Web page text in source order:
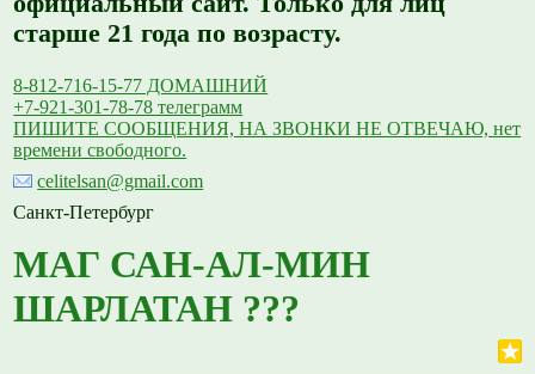
старше 21 года по возрасту.
8-812-716-15-77 ДОМАШНИЙ
+7-921-301-78-78 телеграмм
ПИШИТЕ СООБЩЕНИЯ, НА ЗВОНКИ НЕ ОТВЕЧАЮ, нет
времени свободного.
celitelsan@gmail.com
Санкт-Петербург
МАГ САН-АЛ-МИН
ШАРЛАТАН ???